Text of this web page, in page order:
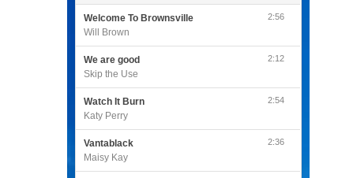
le
volume.
Welcome To Brownsville
Will Brown
2:56
We are good
Skip the Use
2:12
Watch It Burn
Katy Perry
2:54
Vantablack
Maisy Kay
2:36